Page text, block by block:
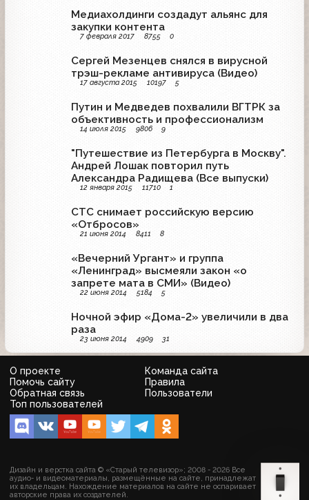
Медиахолдинги создадут альянс для
закупки контента
7 февраля 2017 8755 0
Сергей Мезенцев снялся в вирусной
трэш-рекламе антивируса (Видео)
17 августа 2015 10197 5
Путин и Медведев похвалили ВГТРК за
объективность и профессионализм
14 июля 2015 9806 9
"Путешествие из Петербурга в Москву".
Андрей Лошак повторил путь
Александра Радищева (Все выпуски)
12 января 2015 11710 1
СТС снимает российскую версию
«Отбросов»
21 июня 2014 8411 8
«Вечерний Ургант» и группа
«Ленинград» высмеяли закон «о
запрете мата в СМИ» (Видео)
22 июня 2014 5184 5
Ночной эфир «Дома-2» увеличили в два
раза
23 июня 2014 4909 31
О проекте
Команда сайта
Помочь сайту
Правила
Обратная связь
Пользователи
Топ пользователей
Дизайн и верстка сайта © «Старый телевизор»; 2008 - 2026 Все
аудио- и видеоматериалы, размещённые на сайте, принадлежат
их владельцам. Нахождение материалов на сайте не оспаривает
авторские права их создателей.